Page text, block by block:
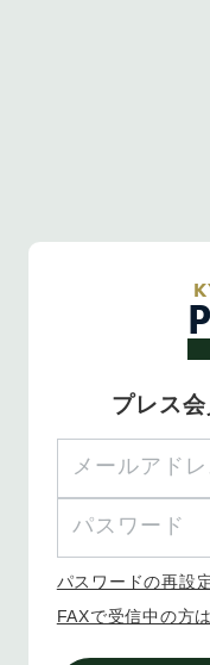
プレス
パスワードの再設
FAXで受信中の方